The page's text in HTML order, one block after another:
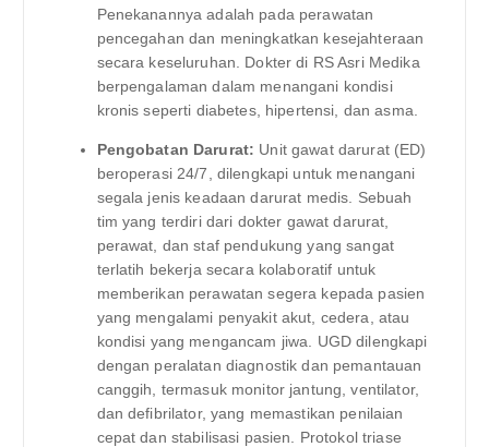
Penekanannya adalah pada perawatan
pencegahan dan meningkatkan kesejahteraan
secara keseluruhan. Dokter di RS Asri Medika
berpengalaman dalam menangani kondisi
kronis seperti diabetes, hipertensi, dan asma.
Pengobatan Darurat: Unit gawat darurat (ED)
beroperasi 24/7, dilengkapi untuk menangani
segala jenis keadaan darurat medis. Sebuah
tim yang terdiri dari dokter gawat darurat,
perawat, dan staf pendukung yang sangat
terlatih bekerja secara kolaboratif untuk
memberikan perawatan segera kepada pasien
yang mengalami penyakit akut, cedera, atau
kondisi yang mengancam jiwa. UGD dilengkapi
dengan peralatan diagnostik dan pemantauan
canggih, termasuk monitor jantung, ventilator,
dan defibrilator, yang memastikan penilaian
cepat dan stabilisasi pasien. Protokol triase